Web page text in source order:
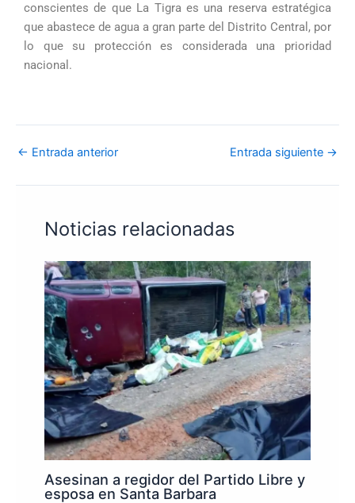
conscientes de que La Tigra es una reserva estratégica
que abastece de agua a gran parte del Distrito Central, por
lo que su protección es considerada una prioridad
nacional.
← Entrada anterior Entrada siguiente →
Noticias relacionadas
Asesinan a regidor del Partido Libre y
esposa en Santa Barbara